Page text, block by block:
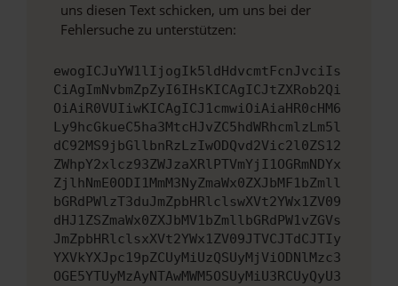
uns diesen Text schicken, um uns bei der
Fehlersuche zu unterstützen:
ewogICJuYW1lIjogIk5ldHdvcmtFcnJvciIs
CiAgImNvbmZpZyI6IHsKICAgICJtZXRob2Qi
OiAiR0VUIiwKICAgICJ1cmwiOiAiaHR0cHM6
Ly9hcGkueC5ha3MtcHJvZC5hdWRhcmlzLm5l
dC92MS9jbGllbnRzLzIwODQvd2Vic2l0ZS12
ZWhpY2xlcz93ZWJzaXRlPTVmYjI1OGRmNDYx
ZjlhNmE0ODI1MmM3NyZmaWx0ZXJbMF1bZmll
bGRdPWlzT3duJmZpbHRlclswXVt2YWx1ZV09
dHJ1ZSZmaWx0ZXJbMV1bZmllbGRdPW1vZGVs
JmZpbHRlclsxXVt2YWx1ZV09JTVCJTdCJTIy
YXVkYXJpc19pZCUyMiUzQSUyMjViODNlMzc3
OGE5YTUyMzAyNTAwMWM5OSUyMiU3RCUyQyU3